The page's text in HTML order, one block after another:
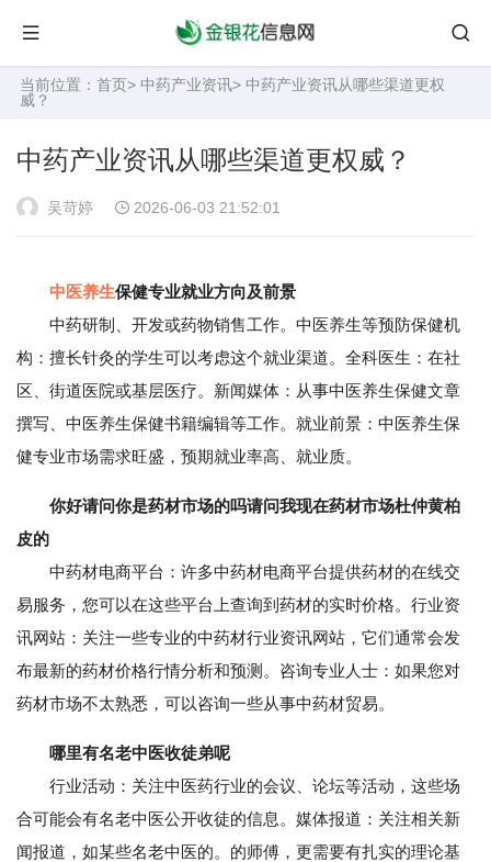
当前位置： 首页> 中药产业资讯> 中药产业资讯从哪些渠道更权
威？
中药产业资讯从哪些渠道更权威？
吴苛婷 2026-06-03 21:52:01
中医养生保健专业就业方向及前景
中药研制、开发或药物销售工作。中医养生等预防保健机
构：擅长针灸的学生可以考虑这个就业渠道。全科医生：在社
区、街道医院或基层医疗。新闻媒体：从事中医养生保健文章
撰写、中医养生保健书籍编辑等工作。就业前景：中医养生保
健专业市场需求旺盛，预期就业率高、就业质。
你好请问你是药材市场的吗请问我现在药材市场杜仲黄柏
皮的
中药材电商平台：许多中药材电商平台提供药材的在线交
易服务，您可以在这些平台上查询到药材的实时价格。行业资
讯网站：关注一些专业的中药材行业资讯网站，它们通常会发
布最新的药材价格行情分析和预测。咨询专业人士：如果您对
药材市场不太熟悉，可以咨询一些从事中药材贸易。
哪里有名老中医收徒弟呢
行业活动：关注中医药行业的会议、论坛等活动，这些场
合可能会有名老中医公开收徒的信息。媒体报道：关注相关新
闻报道，如某些名老中医的。的师傅，更需要有扎实的理论基